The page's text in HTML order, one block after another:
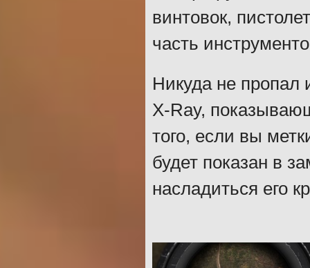
винтовок,
часть
Никуда не
X-Ray,
того, если вы
будет показан в
насладиться его